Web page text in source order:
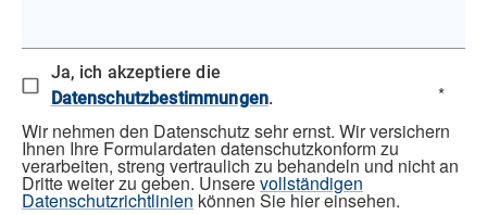
Ja, ich akzeptiere die
Datenschutzbestimmungen.
*
Wir nehmen den Datenschutz sehr ernst. Wir versichern
Ihnen Ihre Formulardaten datenschutzkonform zu
verarbeiten, streng vertraulich zu behandeln und nicht an
Dritte weiter zu geben. Unserevollständigen
Datenschutzrichtlinien können Sie hier einsehen.